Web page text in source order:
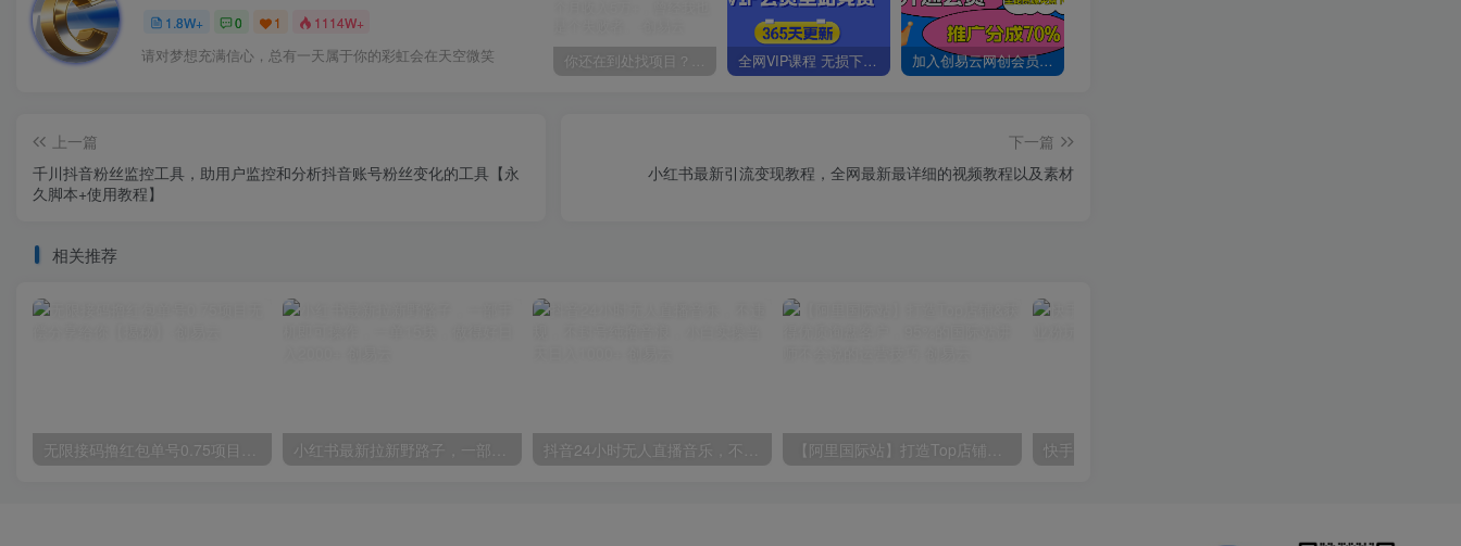
1.8W+ 0 1 1114W+
请对梦想充满信心，总有一天属于你的彩虹会在天空微笑 你还在到处找项目？还在当韭菜？我靠卖项目一个月收入5万+，曾经我也是个失败者。 全网VIP课程 无损下载~ 加入创易云网创会员，全站资源免费学习。
上一篇
千川抖音粉丝监控工具，助用户监控和分析抖音账号粉丝变化的工具【永
久脚本+使用教程】
下一篇
小红书最新引流变现教程，全网最新最详细的视频教程以及素材
相关推荐
无限接码撸红包单号0.75项目无偿分享给你【揭秘】 小红书最新拉新野路子，一部手机即可操作，一单15块，做得好日入2000+ 抖音24小时无人直播音乐，不违规，不封号纯撸音浪，小白实操当天日入1000+ 【阿里国际站】打造Top店铺&获得优质询盘客户，​95%的国际站讲师不会说的运营技巧